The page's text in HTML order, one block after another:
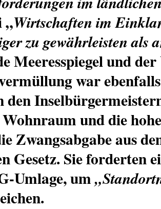
„Wirtschaften im
zu gewährleisten als
Meeresspiegel und
war
den
und die
Zwangsabgabe aus
Gesetz. Sie forderten
Umlage, um